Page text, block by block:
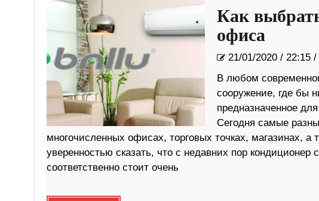
Как
офиса
21/01/2020/ 22:15 /
В любом
сооружение, где бы
предназначенное
Сегодня самые
многочисленных офисах, торговых точках, магазинах,
уверенностью сказать, что с недавних пор
соответственно стоит очень